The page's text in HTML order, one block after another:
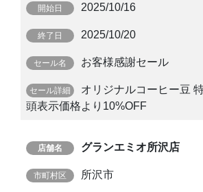
2025/10/16
2025/10/20
お客様感謝セール
オリジナルコーヒー豆
頭表示価格より10%OFF
グランエミオ所沢店
所沢市